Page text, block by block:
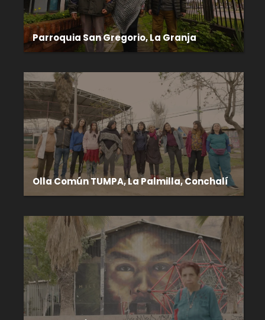
Parroquia San Gregorio, La Granja
Olla Común TUMPA, La Palmilla, Conchalí